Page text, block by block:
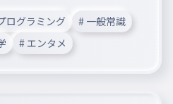
ログラミング
# 一般常識
# エンタメ